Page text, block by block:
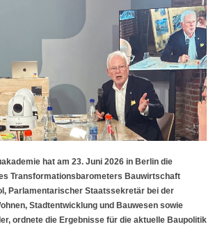
hat am 23. Juni 2026 in Berlin die
Transformationsbarometers Bauwirtschaft
Parlamentarischer Staatssekretär bei der
Stadtentwicklung und Bauwesen sowie
ordnete die Ergebnisse für die aktuelle Baupolitik